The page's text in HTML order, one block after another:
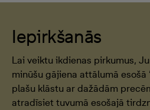
Iepirkšanās
Lai veiktu ikdienas pirkumus,
minūšu gājiena attālumā esošā
plašu klāstu ar dažādām
atradīsiet tuvumā esošajā